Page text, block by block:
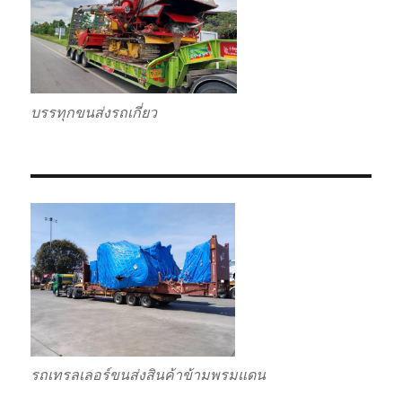
บรรทุกขนส่งรถเกี่ยว
รถเทรลเลอร์ขนส่งสินค้าข้ามพรมแดน